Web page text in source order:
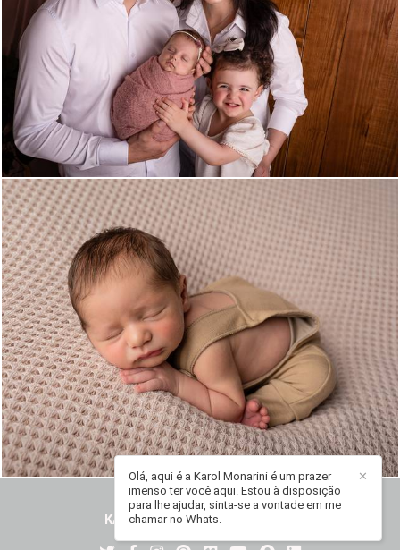
948 0
894 0
KAROL MONARINI/
✕
Olá, aqui é a Karol Monarini é um prazer
imenso ter você aqui. Estou à disposição
para lhe ajudar, sinta-se a vontade em me
chamar no Whats.